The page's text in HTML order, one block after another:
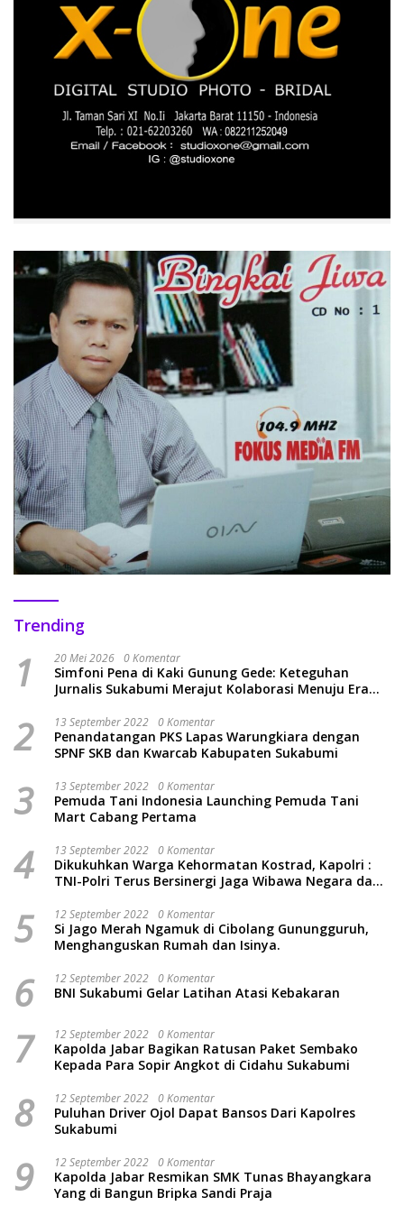
Trending
1 20 Mei 2026 0 Komentar
Simfoni Pena di Kaki Gunung Gede: Keteguhan
Jurnalis Sukabumi Merajut Kolaborasi Menuju Era
2 13 September 2022 0 Komentar
Penandatangan PKS Lapas Warungkiara dengan
SPNF SKB dan Kwarcab Kabupaten Sukabumi
3 13 September 2022 0 Komentar
Pemuda Tani Indonesia Launching Pemuda Tani
Mart Cabang Pertama
4 13 September 2022 0 Komentar
Dikukuhkan Warga Kehormatan Kostrad, Kapolri :
TNI-Polri Terus Bersinergi Jaga Wibawa Negara dan
5 12 September 2022 0 Komentar
Si Jago Merah Ngamuk di Cibolang Gunungguruh,
Menghanguskan Rumah dan Isinya.
6 12 September 2022 0 Komentar
BNI Sukabumi Gelar Latihan Atasi Kebakaran
7 12 September 2022 0 Komentar
Kapolda Jabar Bagikan Ratusan Paket Sembako
Kepada Para Sopir Angkot di Cidahu Sukabumi
8 12 September 2022 0 Komentar
Puluhan Driver Ojol Dapat Bansos Dari Kapolres
Sukabumi
9 12 September 2022 0 Komentar
Kapolda Jabar Resmikan SMK Tunas Bhayangkara
Yang di Bangun Bripka Sandi Praja